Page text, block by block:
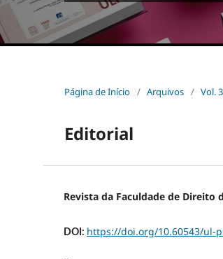
Página de Início / Arquivos / Vol.
Editorial
Revista da Faculdade de
DOI: https://doi.org/10.60543/ul-